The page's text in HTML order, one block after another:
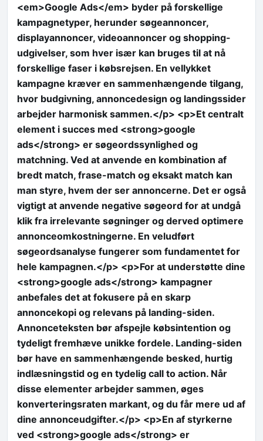
<em>Google Ads</em> byder på forskellige
kampagnetyper, herunder søgeannoncer,
displayannoncer, videoannoncer og shopping-
udgivelser, som hver især kan bruges til at nå
forskellige faser i købsrejsen. En vellykket
kampagne kræver en sammenhængende tilgang,
hvor budgivning, annoncedesign og landingssider
arbejder harmonisk sammen.</p> <p>Et centralt
element i succes med <strong>google
ads</strong> er søgeordssynlighed og
matchning. Ved at anvende en kombination af
bredt match, frase-match og eksakt match kan
man styre, hvem der ser annoncerne. Det er også
vigtigt at anvende negative søgeord for at undgå
klik fra irrelevante søgninger og derved optimere
annonceomkostningerne. En veludført
søgeordsanalyse fungerer som fundamentet for
hele kampagnen.</p> <p>For at understøtte dine
<strong>google ads</strong> kampagner
anbefales det at fokusere på en skarp
annoncekopi og relevans på landing-siden.
Annonceteksten bør afspejle købsintention og
tydeligt fremhæve unikke fordele. Landing-siden
bør have en sammenhængende besked, hurtig
indlæsningstid og en tydelig call to action. Når
disse elementer arbejder sammen, øges
konverteringsraten markant, og du får mere ud af
dine annonceudgifter.</p> <p>En af styrkerne
ved <strong>google ads</strong> er